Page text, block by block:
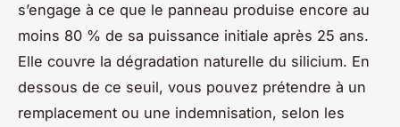
s’engage à ce que le panneau produise encore au
moins 80 % de sa puissance initiale après 25 ans.
Elle couvre la dégradation naturelle du silicium. En
dessous de ce seuil, vous pouvez prétendre à un
remplacement ou une indemnisation, selon les